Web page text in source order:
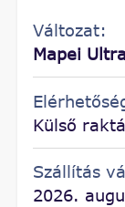
Változat:
Mapei
Külső
Szállítás
2026.